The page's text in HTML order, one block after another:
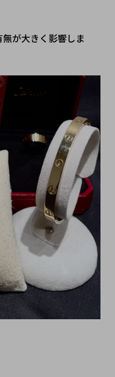
が大きく影響しま